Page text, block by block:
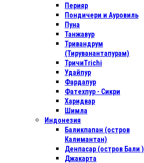
Перияр
Пондичери и Ауровиль
Пуна
Танжавур
Тривандрум
(Тируванантапурам)
ТричиTrichi
Удайпур
Фардапур
Фатехпур - Сикри
Харидвар
Шимла
Индонезия
Баликпапан (остров
Калимантан)
Денпасар (остров Бали )
Джакарта